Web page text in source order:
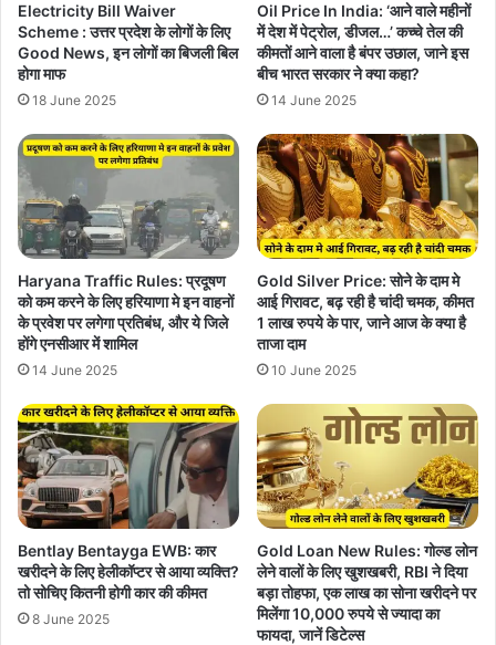
Electricity Bill Waiver
Scheme : उत्तर प्रदेश के लोगों के लिए
Good News, इन लोगों का बिजली बिल
होगा माफ
18 June 2025
Oil Price In India: ‘आने वाले महीनों
में देश में पेट्रोल, डीजल…’ कच्चे तेल की
कीमतों आने वाला है बंपर उछाल, जाने इस
बीच भारत सरकार ने क्या कहा?
14 June 2025
Haryana Traffic Rules: प्रदूषण
को कम करने के लिए हरियाणा मे इन वाहनों
के प्रवेश पर लगेगा प्रतिबंध, और ये जिले
होंगे एनसीआर में शामिल
14 June 2025
Gold Silver Price: सोने के दाम मे
आई गिरावट, बढ़ रही है चांदी चमक, कीमत
1 लाख रुपये के पार, जाने आज के क्या है
ताजा दाम
10 June 2025
Bentlay Bentayga EWB: कार
खरीदने के लिए हेलीकॉप्टर से आया व्यक्ति?
तो सोचिए कितनी होगी कार की कीमत
8 June 2025
Gold Loan New Rules: गोल्ड लोन
लेने वालों के लिए खुशखबरी, RBI ने दिया
बड़ा तोहफा, एक लाख का सोना खरीदने पर
मिलेंगा 10,000 रुपये से ज्यादा का
फायदा, जानें डिटेल्स